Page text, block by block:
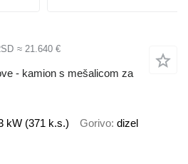
≈ 21.640 €
- kamion s mešalicom za
kW (371 k.s.) Gorivo dizel